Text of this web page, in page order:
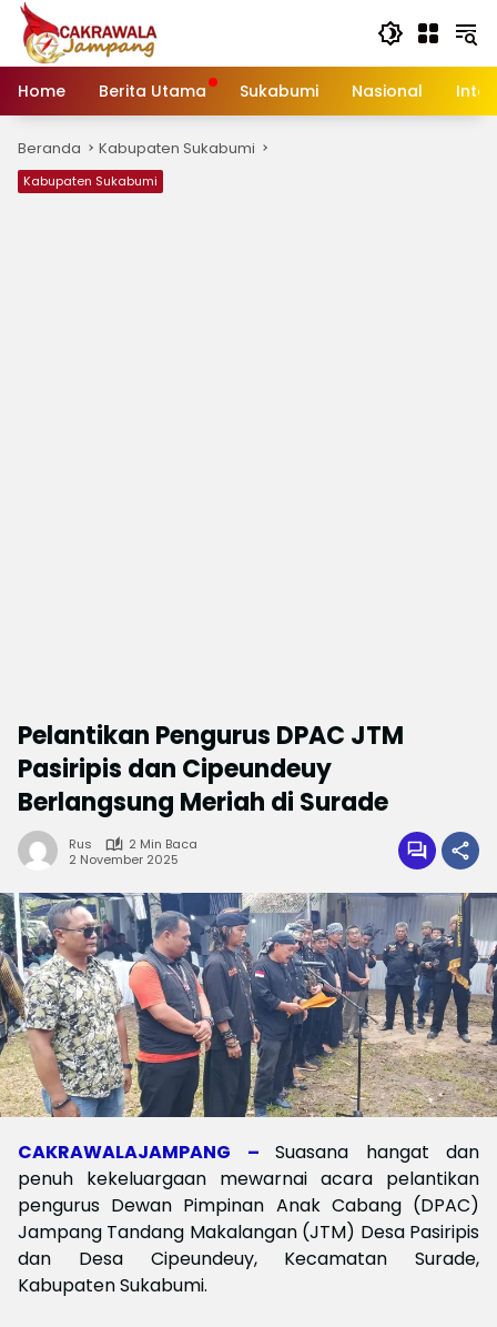
Langsung
konten
Home
Berita Utama Sukabumi Nasional
Beranda Kabupaten Sukabumi
Kabupaten Sukabumi
Pelantikan Pengurus DPAC JTM
Pasiripis dan Cipeundeuy
Berlangsung Meriah di Surade
Rus
2 Min Baca
2 November 2025
CAKRAWALAJAMPANG – Suasana hangat dan
penuh kekeluargaan mewarnai acara pelantikan
pengurus Dewan Pimpinan Anak Cabang (DPAC)
Jampang Tandang Makalangan (JTM) Desa Pasiripis
dan Desa Cipeundeuy, Kecamatan Surade,
Kabupaten Sukabumi.